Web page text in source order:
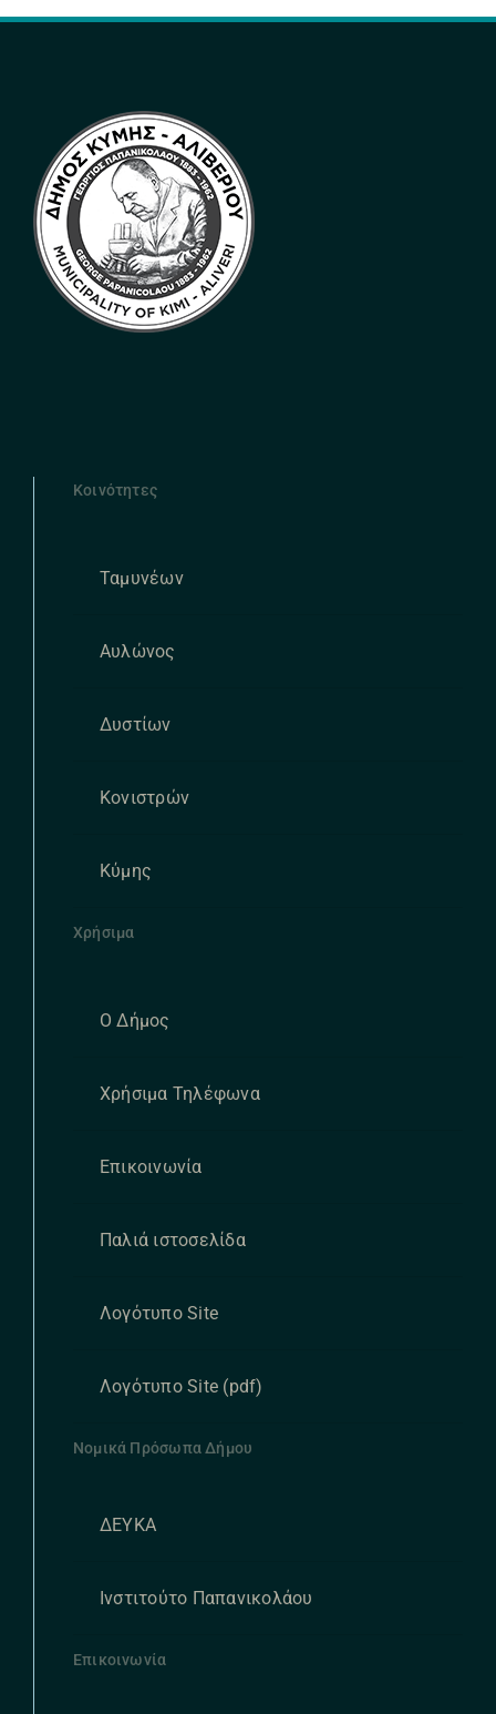
Κοινότητες
Ταμυνέων
Αυλώνος
Δυστίων
Κονιστρών
Κύμης
Χρήσιμα
Ο Δήμος
Χρήσιμα Τηλέφωνα
Επικοινωνία
Παλιά ιστοσελίδα
Λογότυπο Site
Λογότυπο Site (pdf)
Νομικά Πρόσωπα Δήμου
ΔΕΥΚΑ
Ινστιτούτο Παπανικολάου
Επικοινωνία